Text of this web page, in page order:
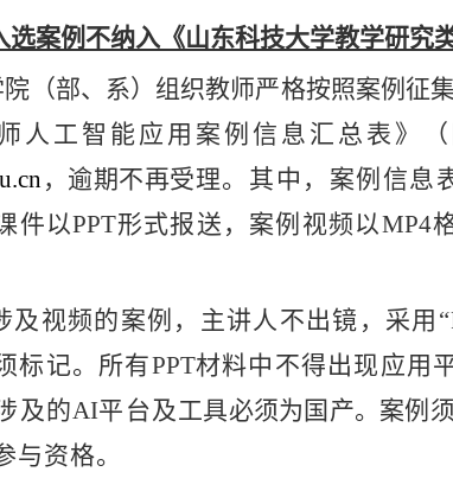
选案例不纳入《山东科技大学教学研究
院（部、系）组织教师严格按照案例征
人工智能应用案例信息汇总表》
.cn ，逾期不再受理。其中，案例信息
件以PPT形式报送，案例视频以MP4
及视频的案例，主讲人不出镜，采用“
标记。所有PPT材料中不得出现应用
及的AI平 台及工具必须为国产。案例
与资格。